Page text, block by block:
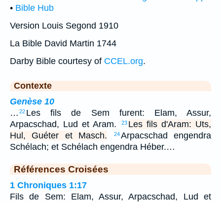
• Bible Hub
Version Louis Segond 1910
La Bible David Martin 1744
Darby Bible courtesy of CCEL.org.
Contexte
Genèse 10
… 22 Les fils de Sem furent: Elam, Assur,
Arpacschad, Lud et Aram.
23 Les fils d'Aram: Uts,
Hul, Guéter et Masch.
24Arpacschad engendra
Schélach; et Schélach engendra Héber.…
Références Croisées
1 Chroniques 1:17
Fils de Sem: Elam, Assur, Arpacschad, Lud et